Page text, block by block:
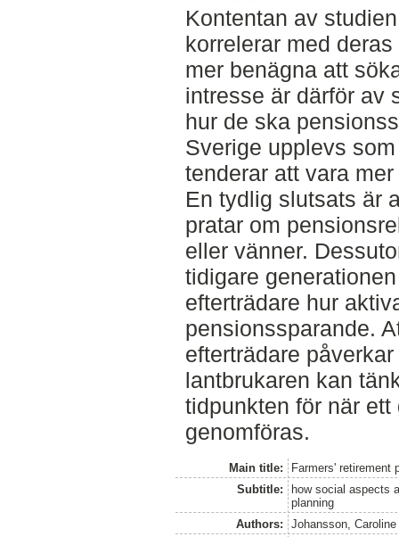
Kontentan av
korrelerar med
mer benägna att
intresse är därför av
hur de ska
Sverige upplevs
tenderar att vara
En tydlig slutsats är
pratar om
eller vänner.
tidigare
efterträdare hur
pensionssparande.
efterträdare
lantbrukaren kan
tidpunkten för när
genomföras.
Main title:
Farmers' retirement
Subtitle:
how social aspects
planning
Authors:
Johansson, Caroline